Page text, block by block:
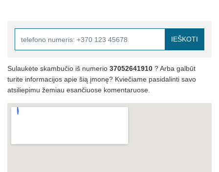
IEŠKOTI
Sulaukėte skambučio iš numerio 37052641910 ? Arba galbūt
turite informacijos apie šią įmonę? Kviečiame pasidalinti savo
atsiliepimu žemiau esančiuose komentaruose.